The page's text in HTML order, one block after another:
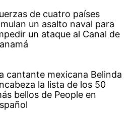
de cuatro países
un asalto naval para
un ataque al Canal de
cantante mexicana Belinda
la lista de los 50
bellos de People en